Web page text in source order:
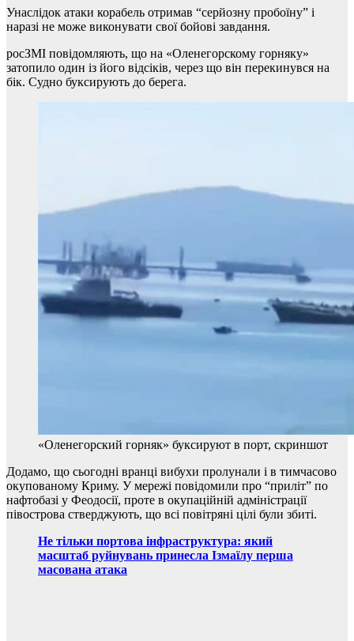
Унаслідок атаки корабель отримав “серйозну пробоїну” і
наразі не може виконувати свої бойові завдання.
росЗМІ повідомляють, що на «Оленегорскому горняку»
затопило один із його відсіків, через що він перекинувся на
бік. Судно буксирують до берега.
«Оленегорский горняк» буксируют в порт, скриншот
Додамо, що сьогодні вранці вибухи пролунали і в тимчасово
окупованому Криму. У мережі повідомили про “приліт” по
нафтобазі у Феодосії, проте в окупаційній адміністрації
півострова стверджують, що всі повітряні цілі були збиті.
Не тільки портова інфраструктура: який
масштаб руйнувань принесла Ізмаїлу перша
масована атака